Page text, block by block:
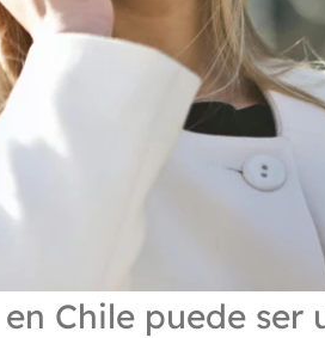
Chile puede ser